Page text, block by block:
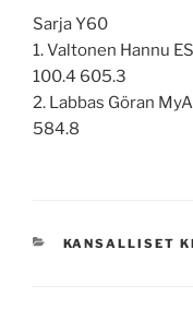
Sarja Y60
1. Valtonen Hannu
100.4 605.3
2. Labbas Göran
584.8
KATEGORIAT
KANSALLISET